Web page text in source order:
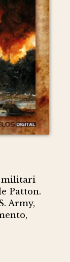
militari
Patton.
Army,